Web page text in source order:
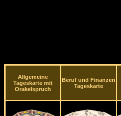
Allgemeine
Tageskarte mit
Orakelspruch
Beruf und Finanzen
Tageskarte